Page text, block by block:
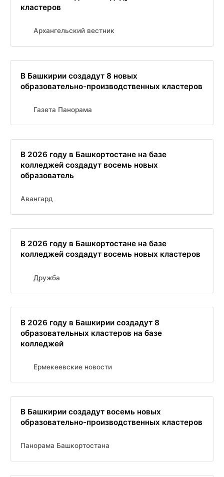
кластеров
Архангельский вестник
В Башкирии создадут 8 новых
образовательно-производственных кластеров
Газета Панорама
В 2026 году в Башкортостане на базе
колледжей создадут восемь новых
образователь
Авангард
В 2026 году в Башкортостане на базе
колледжей создадут восемь новых кластеров
Дружба
В 2026 году в Башкирии создадут 8
образовательных кластеров на базе
колледжей
Ермекеевские новости
В Башкирии создадут восемь новых
образовательно-производственных кластеров
Панорама Башкортостана